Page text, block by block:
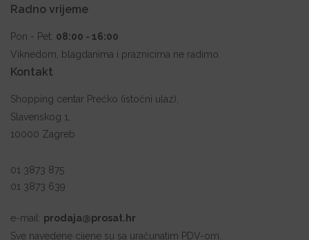
Radno vrijeme
Pon - Pet: 08:00 - 16:00
Viknedom, blagdanima i praznicima ne radimo.
Kontakt
Shopping centar Prečko (istočni ulaz),
Slavenskog 1,
10000 Zagreb
01 3873 875
01 3873 639
e-mail: prodaja@prosat.hr
Sve navedene cijene su sa uračunatim PDV-om.